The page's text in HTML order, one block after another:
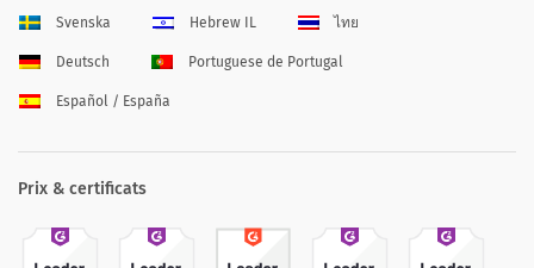
Svenska Hebrew IL ไทย
Deutsch Portuguese de Portugal
Español / España
Prix & certificats